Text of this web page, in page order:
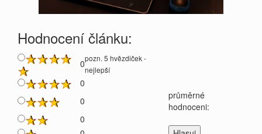
Hodnocení článku:
0pozn. 5 hvězdiček -
nejlepší
0
0
průměrné
hodnoceni:
0